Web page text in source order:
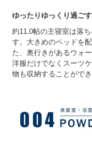
ゆったりゆっくり過ごす
約11.0帖の主寝室は落
す。大きめのベッドを
た、奥行きがあるウォ
洋服だけでなくスーツ
物も収納することができ